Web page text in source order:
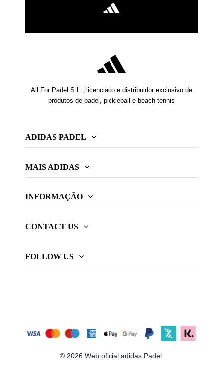
All For Padel S.L., licenciado e distribuidor exclusivo de
produtos de padel, pickleball e beach tennis
ADIDAS PADEL
MAIS ADIDAS
INFORMAÇÃO
CONTACT US
FOLLOW US
© 2026 Web oficial adidas Padel.